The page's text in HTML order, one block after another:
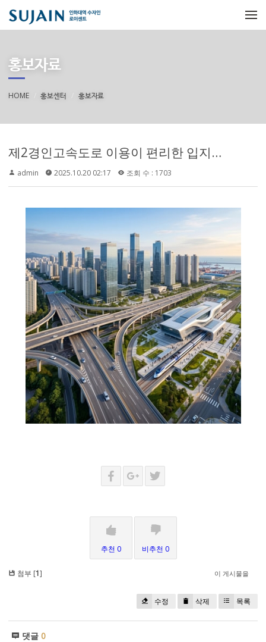
홍보자료
HOME 홍보센터 홍보자료
제2경인고속도로 이용이 편리한 입지로 안내되며, 송도역 KTX 개통 예정과 수도권 제2순환고속도로 전 구간 개통 예정
admin 2025.10.20 02:17 조회 수 : 1703
추천 0 비추천 0
첨부 [1] 이 게시물을
수정 삭제 목록
댓글 0